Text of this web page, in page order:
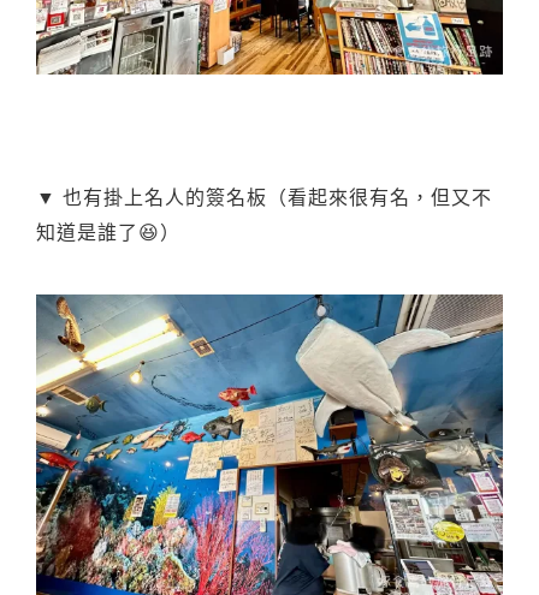
▼ 也有掛上名人的簽名板（看起來很有名，但又不
知道是誰了😆）